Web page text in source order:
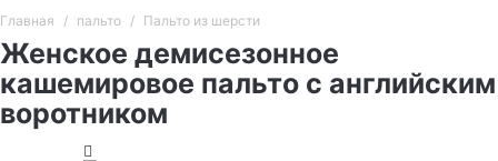
Главная пальто Пальто из шерсти
Женское демисезонное
кашемировое пальто с английским
воротником